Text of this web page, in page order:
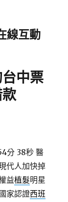
線互動
中票
分 38秒醫
代人加快掉
益植髮明星
家認證西班